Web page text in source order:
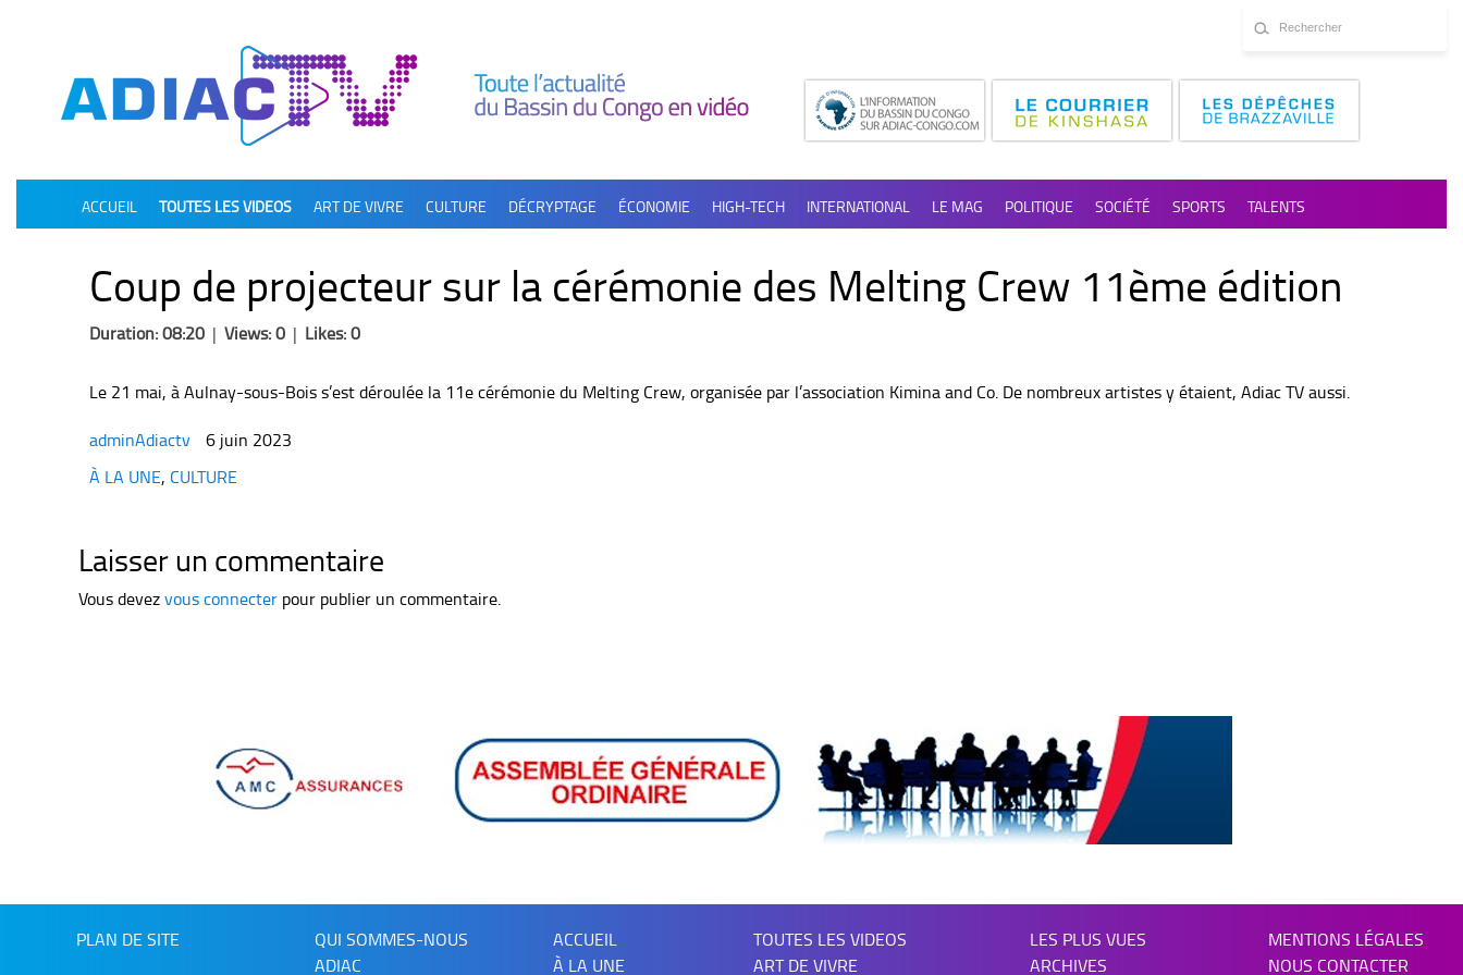
ACCUEIL TOUTES LES VIDEOS ART DE VIVRE CULTURE DÉCRYPTAGE ÉCONOMIE HIGH-TECH INTERNATIONAL LE MAG POLITIQUE SOCIÉTÉ SPORTS TALENTS
Coup de projecteur sur la cérémonie des Melting Crew 11ème édition
Duration: 08:20 | Views: 0 | Likes: 0
Le 21 mai, à Aulnay-sous-Bois s’est déroulée la 11e cérémonie du Melting Crew, organisée par l’association Kimina and Co. De nombreux artistes y étaient, Adiac TV aussi.
adminAdiactv
6 juin 2023
Categories
À LA UNE, CULTURE
Laisser un commentaire
Vous devezvous connecter pour publier un commentaire.
PLAN DE SITE
QUI SOMMES-NOUS
ADIAC
ACCUEIL
TOUTES LES VIDEOS
À LA UNE
ART DE VIVRE
LES PLUS VUES
ARCHIVES
MENTIONS LÉGALES
NOUS CONTACTER